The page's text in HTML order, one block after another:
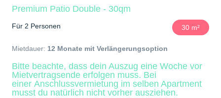
Premium Patio Double - 30qm
Für 2 Personen 30 m²
Mietdauer: 12 Monate mit Verlängerungsoption
Bitte beachte, dass dein Auszug eine Woche vor
Mietvertragsende erfolgen muss. Bei
einer Anschlussvermietung im selben Apartment
musst du natürlich nicht vorher ausziehen.